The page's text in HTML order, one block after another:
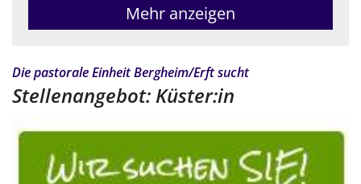
Mehr anzeigen
Die pastorale Einheit Bergheim/Erft sucht:
Stellenangebot: Küster:in